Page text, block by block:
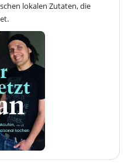
lokalen Zutaten, die